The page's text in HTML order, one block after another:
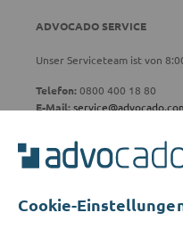
ADVOCADO SERVICE
Unser Serviceteam ist von
Telefon:0800 400 18 80
E-Mail:
© 2026 advocado - einfach
Cookie-